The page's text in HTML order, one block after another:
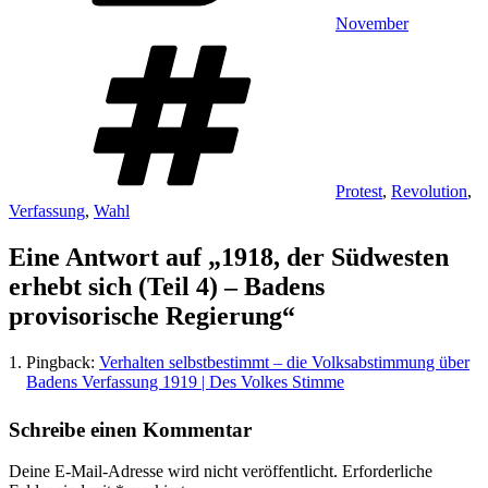
November
Protest, Revolution,
Verfassung, Wahl
Eine Antwort auf „1918, der Südwesten
erhebt sich (Teil 4) – Badens
provisorische Regierung“
Pingback: Verhalten selbstbestimmt – die Volksabstimmung über
Badens Verfassung 1919 | Des Volkes Stimme
Schreibe einen Kommentar
Deine E-Mail-Adresse wird nicht veröffentlicht. Erforderliche